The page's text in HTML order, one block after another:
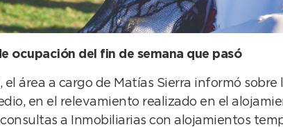
ocupación del fin de semana que pasó
el área a cargo de Matías Sierra informó
en el relevamiento realizado en el
a Inmobiliarias con alojamientos